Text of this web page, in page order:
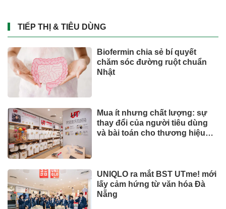
TIẾP THỊ & TIÊU DÙNG
Biofermin chia sẻ bí quyết
chăm sóc đường ruột chuẩn
Nhật
Mua ít nhưng chất lượng: sự
thay đổi của người tiêu dùng
và bài toán cho thương hiệu
UNIQLO ra mắt BST UTme! mới
lấy cảm hứng từ văn hóa Đà
Nẵng